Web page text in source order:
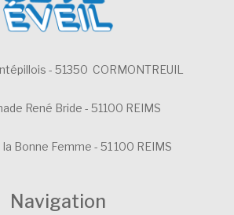
- 51350 CORMONTREUIL
René Bride - 51100 REIMS
Bonne Femme - 51 100 REIMS
Navigation